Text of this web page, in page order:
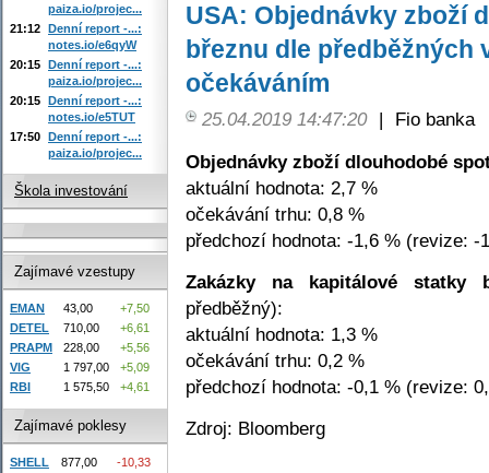
USA: Objednávky zboží
březnu dle předběžných
očekáváním
25.04.2019 14:47:20 |
Fio banka
Objednávky zboží dlouhodobé
aktuální hodnota: 2,7 %
očekávání trhu: 0,8 %
předchozí hodnota: -1,6 % (revize: -
Zakázky na kapitálové statky
předběžný):
aktuální hodnota: 1,3 %
očekávání trhu: 0,2 %
předchozí hodnota: -0,1 % (revize:
Zdroj: Bloomberg
paiza.io/projec...
21:12 Denní report -...:
notes.io/e6qyW
20:15 Denní report -...:
paiza.io/projec...
20:15 Denní report -...:
notes.io/e5TUT
17:50 Denní report -...:
paiza.io/projec...
Škola investování
Zajímavé vzestupy
EMAN 43,00
+7,50
DETEL
710,00
+6,61
PRAPM
228,00
+5,56
VIG
1 797,00
+5,09
RBI
1 575,50 +4,61
Zajímavé poklesy
SHELL 877,00
-10,33